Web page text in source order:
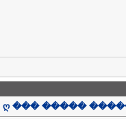
ღ ��� �����